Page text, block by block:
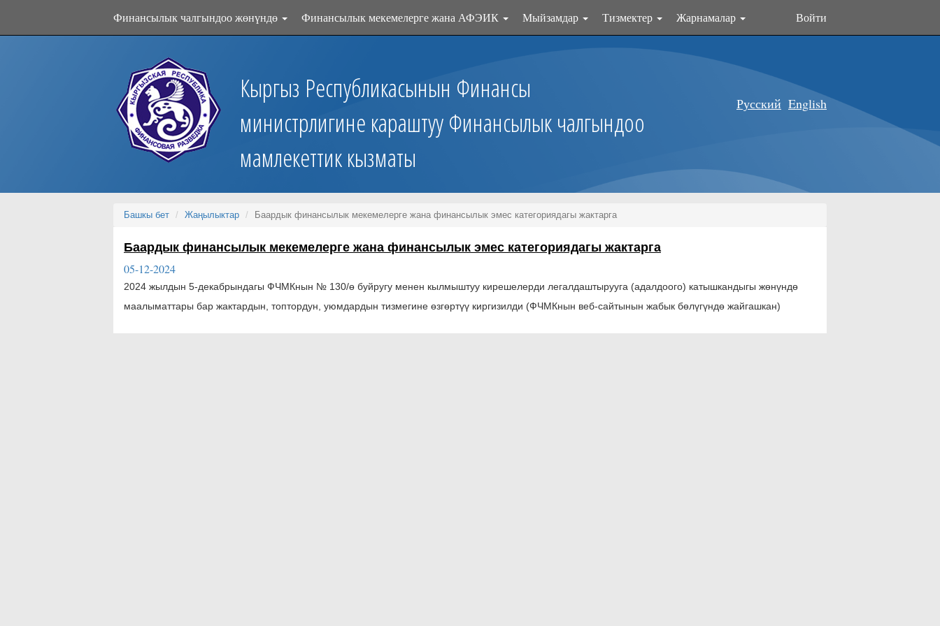
Финансылык чалгындоо жөнүндө Финансылык мекемелерге жана АФЭИК Мыйзамдар Тизмектер Жарнамалар Войти
Кыргыз Республикасынын Финансы
министрлигине караштуу Финансылык чалгындоо
мамлекеттик кызматы
Русский English
Башкы бет Жаңылыктар Баардык финансылык мекемелерге жана финансылык эмес категориядагы жактарга
Баардык финансылык мекемелерге жана финансылык эмес категориядагы жактарга
05-12-2024
2024 жылдын 5-декабрындагы ФЧМКнын № 130/ө буйругу менен кылмыштуу кирешелерди легалдаштырууга (адалдоого) катышкандыгы жөнүндө
маалыматтары бар жактардын, топтордун, уюмдардын тизмегине өзгөртүү киргизилди (ФЧМКнын веб-сайтынын жабык бөлүгүндө жайгашкан)